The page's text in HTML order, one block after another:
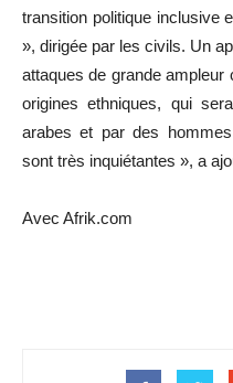
transition politique inclusive
», dirigée par les civils. Un
attaques de grande
origines ethniques, qui
arabes et par des
sont très inquiétantes », a
Avec Afrik.com